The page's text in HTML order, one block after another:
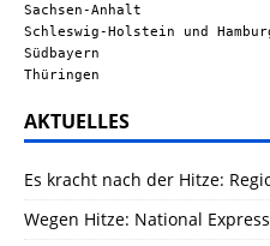
Sachsen-Anhalt
Schleswig-Holstein und
Südbayern
Thüringen
AKTUELLES
Es kracht nach der Hitze:
Wegen Hitze: National